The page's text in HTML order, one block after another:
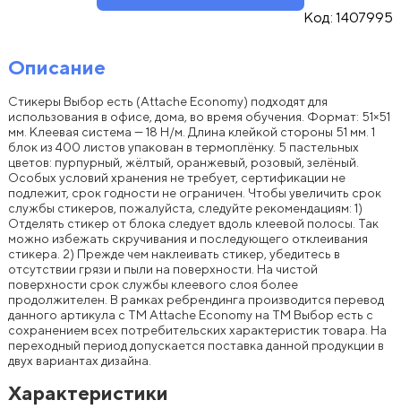
Код: 1407995
Описание
Стикеры Выбор есть (Attache Economy) подходят для
использования в офисе, дома, во время обучения. Формат: 51×51
мм. Клеевая система — 18 Н/м. Длина клейкой стороны 51 мм. 1
блок из 400 листов упакован в термоплёнку. 5 пастельных
цветов: пурпурный, жёлтый, оранжевый, розовый, зелёный.
Особых условий хранения не требует, сертификации не
подлежит, срок годности не ограничен. Чтобы увеличить срок
службы стикеров, пожалуйста, следуйте рекомендациям: 1)
Отделять стикер от блока следует вдоль клеевой полосы. Так
можно избежать скручивания и последующего отклеивания
стикера. 2) Прежде чем наклеивать стикер, убедитесь в
отсутствии грязи и пыли на поверхности. На чистой
поверхности срок службы клеевого слоя более
продолжителен. В рамках ребрендинга производится перевод
данного артикула с ТМ Attache Economy на ТМ Выбор есть с
сохранением всех потребительских характеристик товара. На
переходный период допускается поставка данной продукции в
двух вариантах дизайна.
Характеристики